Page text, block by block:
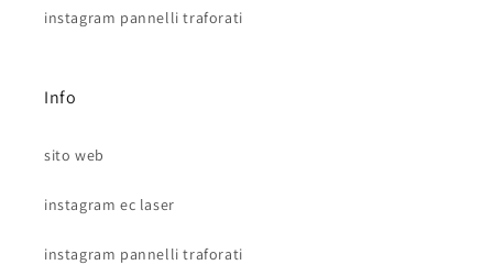
instagram pannelli traforati
Info
sito web
instagram ec laser
instagram pannelli traforati